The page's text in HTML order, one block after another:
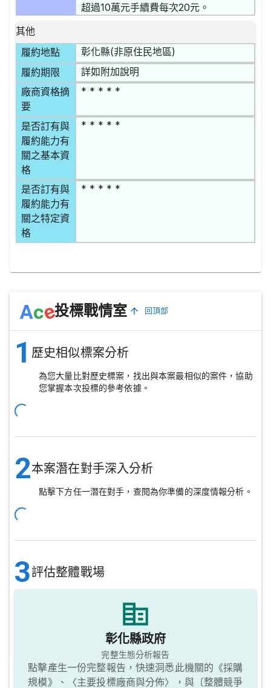
超過10萬元手續費每次20元。
其他
履約地點
彰化縣(非原住民地區)
履約期限 詳如附加說明
廠商資格摘
要
* * * * *
是否訂有與
履約能力有
關之基本資
格
* * * * *
是否訂有與
履約能力有
關之特定資
格
* * * * *
Ace投標戰情室 回頂部
1 歷史相似標案分析
為您大量比對歷史標案，找出與本案最相似的案件，協助
您掌握本次投標的參考依據。
2本案潛在對手深入分析
點擊下方任一潛在對手，查閱為你準備的深度情報分析。
3評估整體戰場
彰化縣政府
完整生態分析報告
點擊產生一份完整報告，快速洞悉此機關的《採購
規模》、〈主要投標廠商與分佈〉，與〔整體競爭